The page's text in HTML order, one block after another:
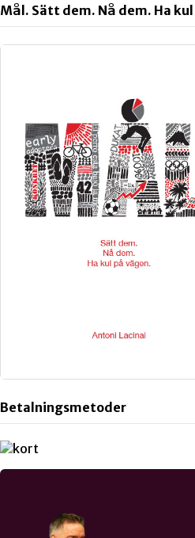
Mål. Sätt dem. Nå dem. Ha
Betalningsmetoder